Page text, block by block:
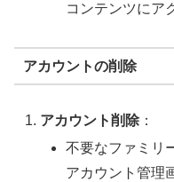
コンテンツにア
アカウントの削除
アカウント削除：
不要なファミリ
アカウント管理